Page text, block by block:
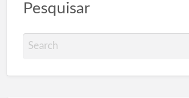
Pesquisar
a